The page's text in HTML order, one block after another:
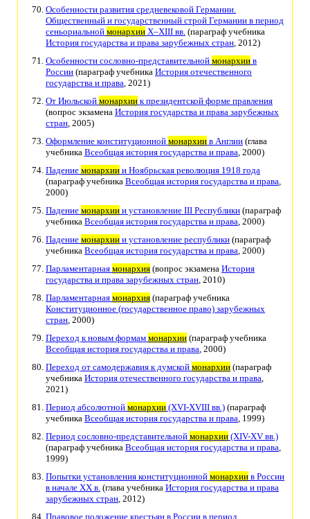
Особенности развития средневековой Германии.
Общественный и государственный строй Германии в период
сеньориальной монархии X–XIII вв. (параграф учебника
История государства и права зарубежных стран, 2012)
Особенности сословно-представительной монархии в
России (параграф учебника История отечественного
государства и права, 2021)
От Июльской монархии к президентской форме правления
(вопрос экзамена История государства и права зарубежных
стран, 2005)
Оформление конституционной монархии в Англии (глава
учебника Всеобщая история государства и права, 2000)
Падение монархии и Ноябрьская революция 1918 года
(параграф учебника Всеобщая история государства и права,
2000)
Падение монархии и установление III Республики (параграф
учебника Всеобщая история государства и права, 2000)
Падение монархии и установление республики (параграф
учебника Всеобщая история государства и права, 2000)
Парламентарная монархия (вопрос экзамена История
государства и права зарубежных стран, 2010)
Парламентарная монархия (параграф учебника
Конституционное (государственное право) зарубежных
стран, 2000)
Переход к новым формам монархии (параграф учебника
Всеобщая история государства и права, 2000)
Переход от самодержавия к думской монархии (параграф
учебника История отечественного государства и права,
2021)
Период абсолютной монархии (XVI-XVIII вв.) (параграф
учебника Всеобщая история государства и права, 1999)
Период сословно-представительной монархии (XIV-XV вв.)
(параграф учебника Всеобщая история государства и права,
1999)
Попытки установления конституционной монархии в России
в начале XX в. (глава учебника История государства и права
зарубежных стран, 2012)
Правовое положение крестьян в России в период